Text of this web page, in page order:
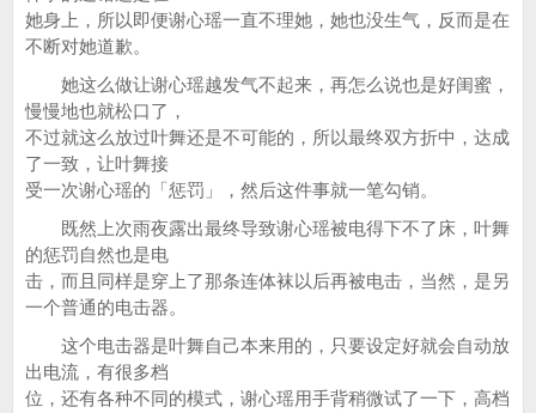
她身上，所以即便谢心瑶一直不理她，她也没生气，反而是在
不断对她道歉。
她这么做让谢心瑶越发气不起来，再怎么说也是好闺蜜，
慢慢地也就松口了，
不过就这么放过叶舞还是不可能的，所以最终双方折中，达成
了一致，让叶舞接
受一次谢心瑶的「惩罚」，然后这件事就一笔勾销。
既然上次雨夜露出最终导致谢心瑶被电得下不了床，叶舞
的惩罚自然也是电
击，而且同样是穿上了那条连体袜以后再被电击，当然，是另
一个普通的电击器。
这个电击器是叶舞自己本来用的，只要设定好就会自动放
出电流，有很多档
位，还有各种不同的模式，谢心瑶用手背稍微试了一下，高档